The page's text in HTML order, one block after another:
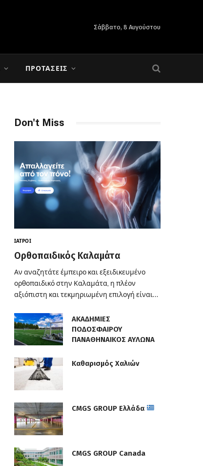
Σάββατο, 8 Αυγούστου
ΠΡΟΤΆΣΕΙΣ
Don't Miss
ΙΑΤΡΟΊ
Ορθοπαιδικός Καλαμάτα
Αν αναζητάτε έμπειρο και εξειδικευμένο
ορθοπαιδικό στην Καλαμάτα, η πλέον
αξιόπιστη και τεκμηριωμένη επιλογή είναι…
ΑΚΑΔΗΜΙΕΣ
ΠΟΔΟΣΦΑΙΡΟΥ
ΠΑΝΑΘΗΝΑΙΚΟΣ ΑΥΛΩΝΑ
Καθαρισμός Χαλιών
CMGS GROUP Ελλάδα
CMGS GROUP Canada